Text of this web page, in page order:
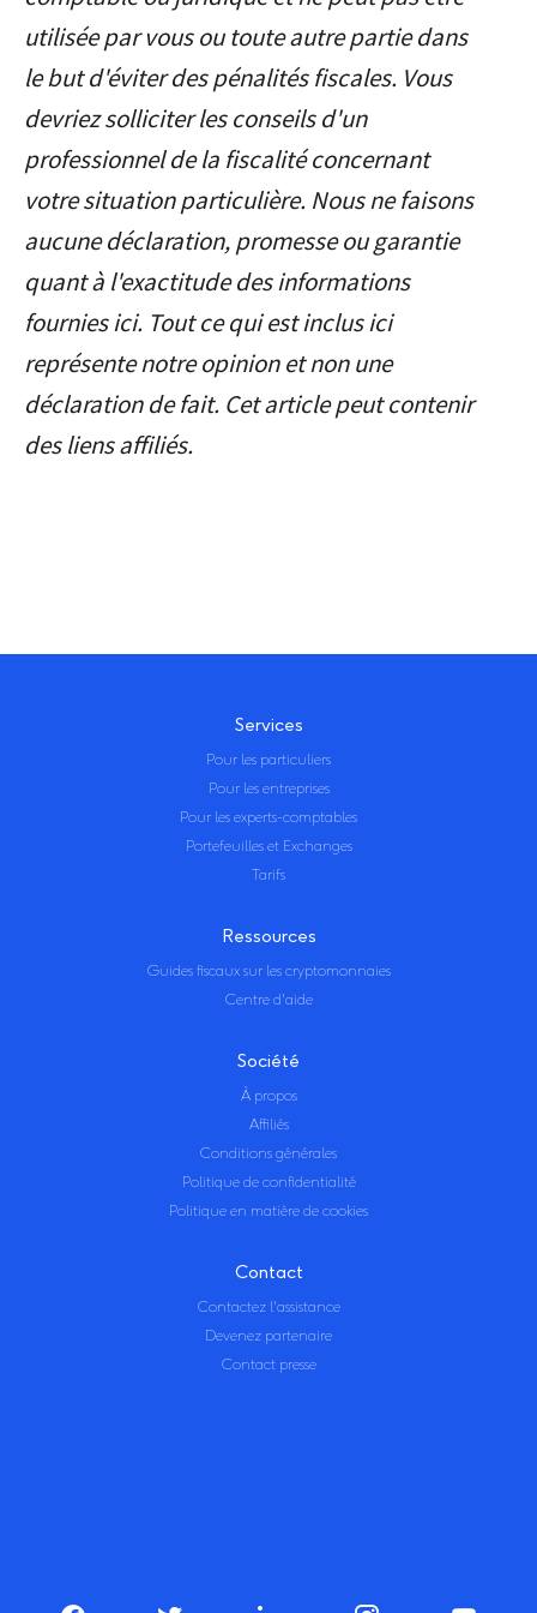
mon impôt". L'administration fiscale
peut contrôler vos déclarations sur
les trois dernières années.
biens/services.
N'oubliez pas que vous devez
déclarer chaque année vos comptes
d'actifs numériques détenus à
l'étranger (formulaire 3916-bis),
même s'ils sont inactifs. Cela inclut
utilisée par vous ou toute autre partie dans
le but d'éviter des pénalités fiscales. Vous
devriez solliciter les conseils d'un
professionnel de la fiscalité concernant
votre situation particulière. Nous ne faisons
aucune déclaration, promesse ou garantie
quant à l'exactitude des informations
fournies ici. Tout ce qui est inclus ici
représente notre opinion et non une
déclaration de fait. Cet article peut contenir
des liens affiliés.
Services
Pour les particuliers
Pour les entreprises
Pour les experts-comptables
Portefeuilles et Exchanges
Tarifs
Ressources
Guides fiscaux sur les cryptomonnaies
Centre d'aide
Société
À propos
Affiliés
Conditions générales
Politique de confidentialité
Politique en matière de cookies
Contact
Contactez l'assistance
Devenez partenaire
Contact presse